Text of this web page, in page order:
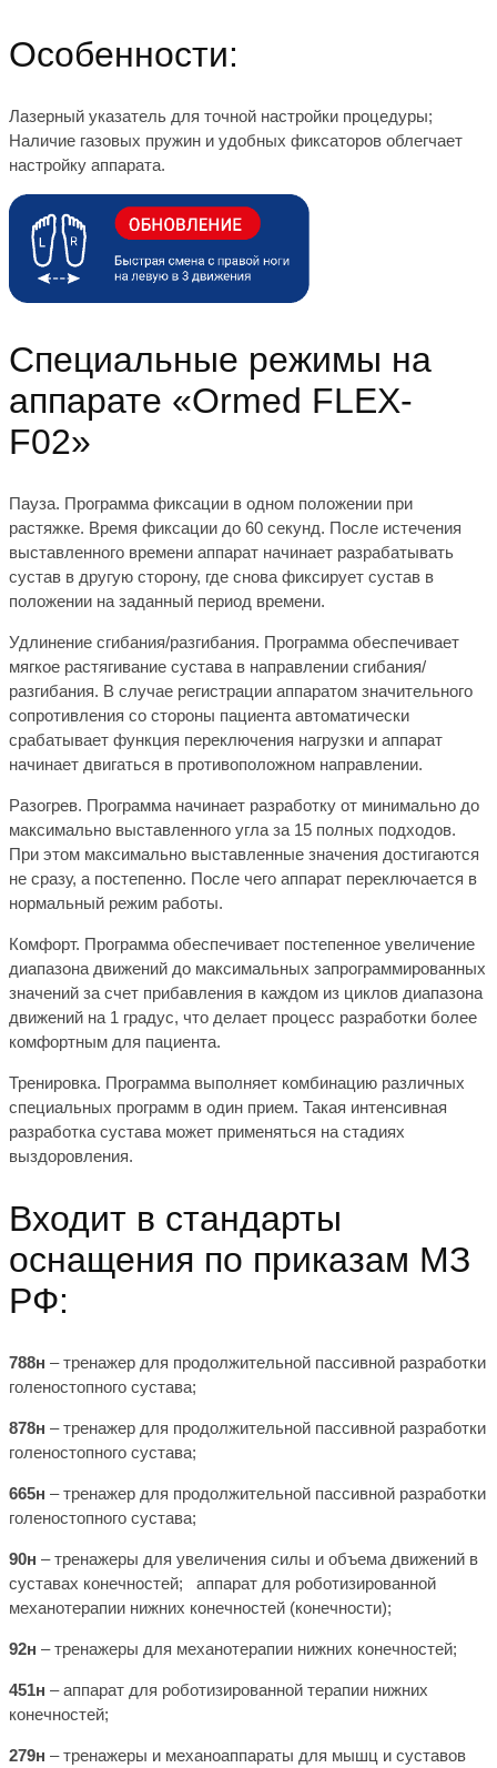
Особенности:
Лазерный указатель для точной настройки процедуры;
Наличие газовых пружин и удобных фиксаторов облегчает
настройку аппарата.
Специальные режимы на
аппарате «Ormed FLEX-
F02»
Пауза. Программа фиксации в одном положении при
растяжке. Время фиксации до 60 секунд. После истечения
выставленного времени аппарат начинает разрабатывать
сустав в другую сторону, где снова фиксирует сустав в
положении на заданный период времени.
Удлинение сгибания/разгибания. Программа обеспечивает
мягкое растягивание сустава в направлении сгибания/
разгибания. В случае регистрации аппаратом значительного
сопротивления со стороны пациента автоматически
срабатывает функция переключения нагрузки и аппарат
начинает двигаться в противоположном направлении.
Разогрев. Программа начинает разработку от минимально до
максимально выставленного угла за 15 полных подходов.
При этом максимально выставленные значения достигаются
не сразу, а постепенно. После чего аппарат переключается в
нормальный режим работы.
Комфорт. Программа обеспечивает постепенное увеличение
диапазона движений до максимальных запрограммированных
значений за счет прибавления в каждом из циклов диапазона
движений на 1 градус, что делает процесс разработки более
комфортным для пациента.
Тренировка. Программа выполняет комбинацию различных
специальных программ в один прием. Такая интенсивная
разработка сустава может применяться на стадиях
выздоровления.
Входит в стандарты
оснащения по приказам МЗ
РФ:
788н – тренажер для продолжительной пассивной разработки
голеностопного сустава;
878н – тренажер для продолжительной пассивной разработки
голеностопного сустава;
665н – тренажер для продолжительной пассивной разработки
голеностопного сустава;
90н – тренажеры для увеличения силы и объема движений в
суставах конечностей; аппарат для роботизированной
механотерапии нижних конечностей (конечности);
92н – тренажеры для механотерапии нижних конечностей;
451н – аппарат для роботизированной терапии нижних
конечностей;
279н – тренажеры и механоаппараты для мышц и суставов